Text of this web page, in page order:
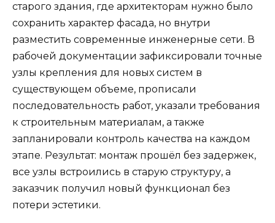
старого здания, где архитекторам нужно было
сохранить характер фасада, но внутри
разместить современные инженерные сети. В
рабочей документации зафиксировали точные
узлы крепления для новых систем в
существующем объеме, прописали
последовательность работ, указали требования
к строительным материалам, а также
запланировали контроль качества на каждом
этапе. Результат: монтаж прошёл без задержек,
все узлы встроились в старую структуру, а
заказчик получил новый функционал без
потери эстетики.